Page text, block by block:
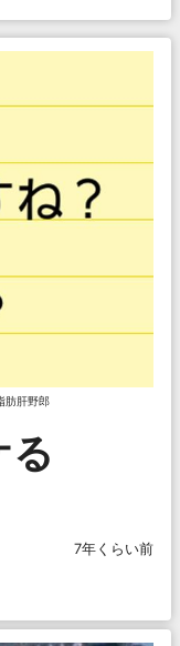
肪肝野郎
る
7年くらい前